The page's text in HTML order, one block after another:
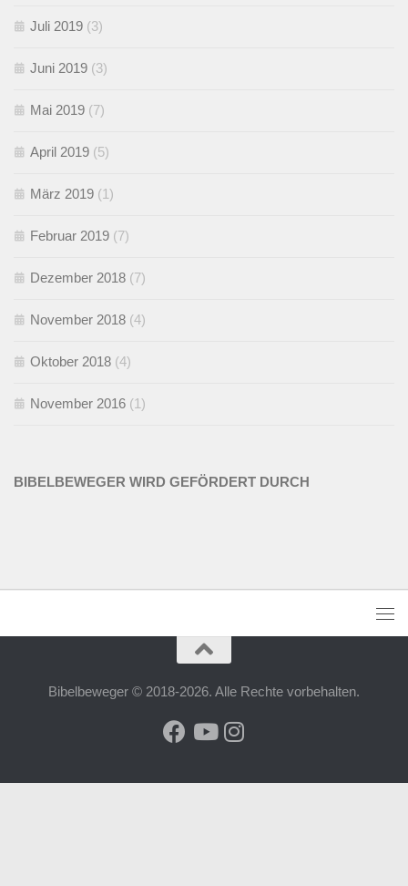
Juli 2019 (3)
Juni 2019 (3)
Mai 2019 (7)
April 2019 (5)
März 2019 (1)
Februar 2019 (7)
Dezember 2018 (7)
November 2018 (4)
Oktober 2018 (4)
November 2016 (1)
BIBELBEWEGER WIRD GEFÖRDERT DURCH
Bibelbeweger © 2018-2026. Alle Rechte vorbehalten.